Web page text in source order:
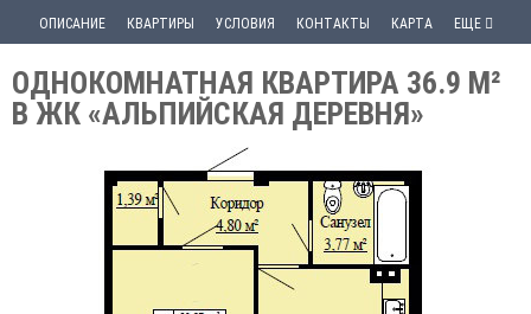
ОПИСАНИЕ КВАРТИРЫ УСЛОВИЯ КОНТАКТЫ КАРТА ЕЩЕ
ОДНОКОМНАТНАЯ КВАРТИРА 36.9 М²
В ЖК «АЛЬПИЙСКАЯ ДЕРЕВНЯ»